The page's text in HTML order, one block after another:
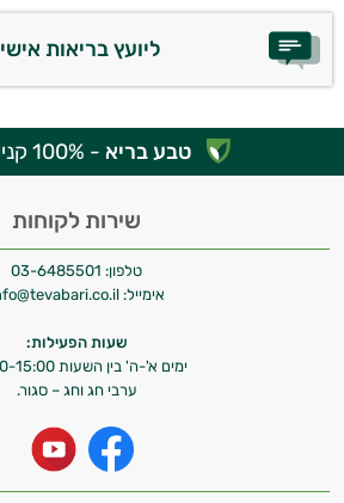
ליועץ בריאות אישי AI
טבע בריא - 100% קנייה בטוחה
שירות לקוחות
טלפון: 03-6485501
אימייל: info@tevabari.co.il
שעות הפעילות:
ימים א'-ה' בין השעות 09:00-15:00
ערבי חג וחג – סגור.